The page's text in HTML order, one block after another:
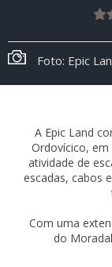
Foto: Epic
A Epic Land
Ordovícico,
atividade de
escadas, cabos
Com uma
do